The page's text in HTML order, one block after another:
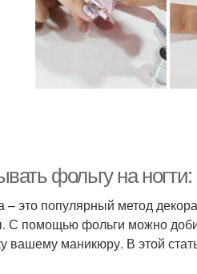
фольгу на
– это популярный метод
С помощью фольги можно
вашему маникюру. В этой